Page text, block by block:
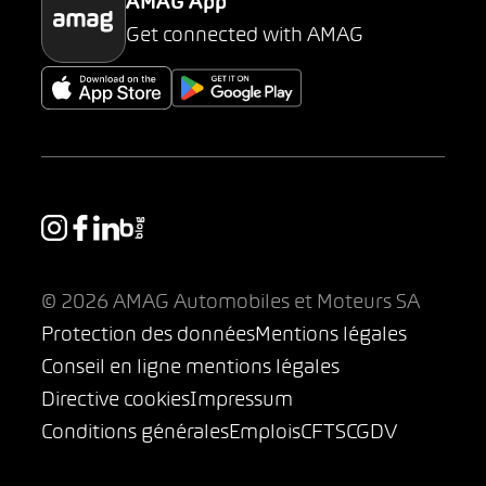
AMAG App
Get connected with AMAG
© 2026 AMAG Automobiles et Moteurs SA
Protection des donnéesMentions légales
Conseil en ligne mentions légales
Directive cookiesImpressum
Conditions généralesEmploisCFTSCGDV